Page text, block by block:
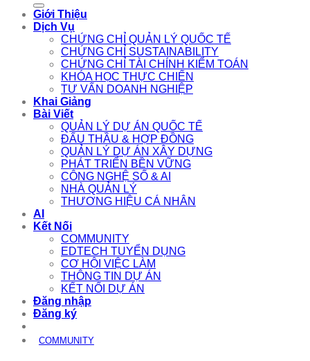
Giới Thiệu
Dịch Vụ
CHỨNG CHỈ QUẢN LÝ QUỐC TẾ
CHỨNG CHỈ SUSTAINABILITY
CHỨNG CHỈ TÀI CHÍNH KIỂM TOÁN
KHÓA HỌC THỰC CHIẾN
TƯ VẤN DOANH NGHIỆP
Khai Giảng
Bài Viết
QUẢN LÝ DỰ ÁN QUỐC TẾ
ĐẤU THẦU & HỢP ĐỒNG
QUẢN LÝ DỰ ÁN XÂY DỰNG
PHÁT TRIỂN BỀN VỮNG
CÔNG NGHỆ SỐ & AI
NHÀ QUẢN LÝ
THƯƠNG HIỆU CÁ NHÂN
AI
Kết Nối
COMMUNITY
EDTECH TUYỂN DỤNG
CƠ HỘI VIỆC LÀM
THÔNG TIN DỰ ÁN
KẾT NỐI DỰ ÁN
Đăng nhập
Đăng ký
COMMUNITY